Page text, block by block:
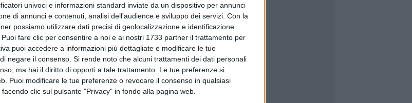
univoci e informazioni standard inviate da un dispositivo per annunci
di annunci e contenuti, analisi dell'audience e sviluppo dei servizi. Con la
possiamo utilizzare dati precisi di geolocalizzazione e identificazione
fare clic per consentire a noi e ai nostri 1733 partner il trattamento per
puoi accedere a informazioni più dettagliate e modificare le tue
negare il consenso. Si rende noto che alcuni trattamenti dei dati personali
ma hai il diritto di opporti a tale trattamento. Le tue preferenze si
Puoi modificare le tue preferenze o revocare il consenso in qualsiasi
clic sul pulsante "Privacy" in fondo alla pagina web.